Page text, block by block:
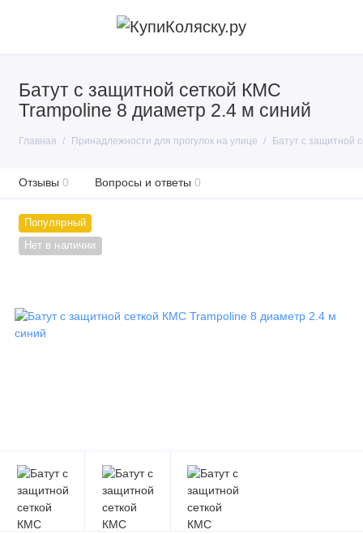
Батут с защитной сеткой КМС
Trampoline 8 диаметр 2.4 м синий
Главная Принадлежности для прогулок на улице Батут с защитной
Отзывы 0 Вопросы и ответы 0
Популярный
Нет в наличии